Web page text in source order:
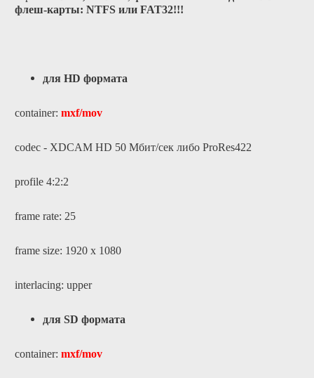
флеш-карты: NTFS или FAT32!!!
для HD формата
container: mxf/mov
codec - XDCAM HD 50 Мбит/сек либоProRes422
profile 4:2:2
frame rate: 25
frame size: 1920 x 1080
interlacing: upper
для SD формата
container: mxf/mov